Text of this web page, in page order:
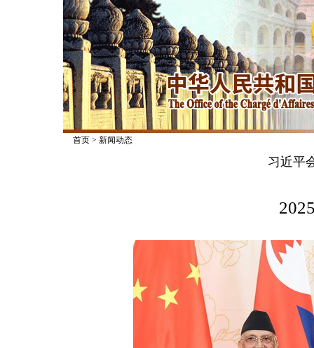
首页> 新闻动态
习近平